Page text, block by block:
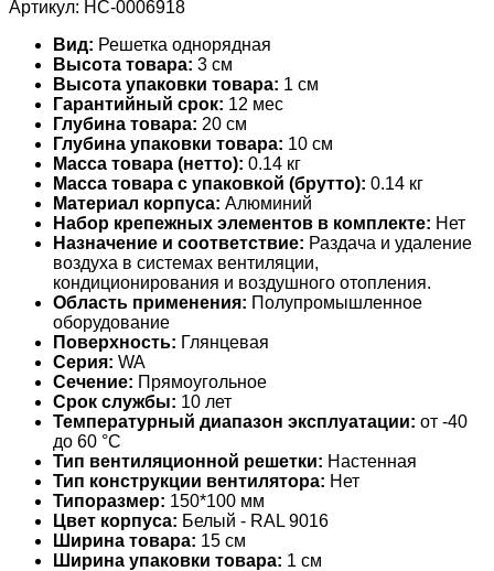
Артикул: НС-0006918
Вид: Решетка однорядная
Высота товара: 3 см
Высота упаковки товара: 1 см
Гарантийный срок: 12 мес
Глубина товара: 20 см
Глубина упаковки товара: 10 см
Масса товара (нетто): 0.14 кг
Масса товара с упаковкой (брутто): 0.14 кг
Материал корпуса: Алюминий
Набор крепежных элементов в комплекте: Нет
Назначение и соответствие: Раздача и удаление
воздуха в системах вентиляции,
кондиционирования и воздушного отопления.
Область применения: Полупромышленное
оборудование
Поверхность: Глянцевая
Серия: WA
Сечение: Прямоугольное
Срок службы: 10 лет
Температурный диапазон эксплуатации: от -40
до 60 °С
Тип вентиляционной решетки: Настенная
Тип конструкции вентилятора: Нет
Типоразмер: 150*100 мм
Цвет корпуса: Белый - RAL 9016
Ширина товара: 15 см
Ширина упаковки товара: 1 см